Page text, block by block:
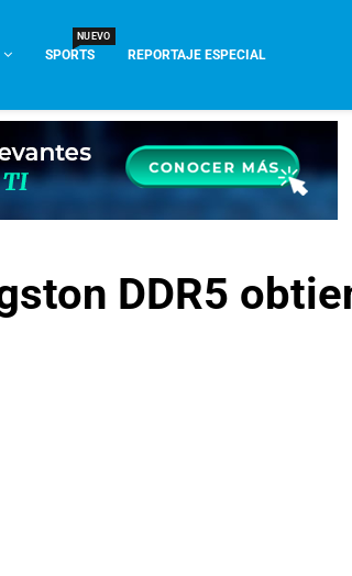
SPORTS
NUEVO
REPORTAJE ESPECIAL
DDR5